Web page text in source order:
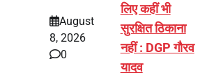
August
8, 2026
0
लिए कहीं भी
सुरक्षित ठिकाना
नहीं : DGP गौरव
यादव